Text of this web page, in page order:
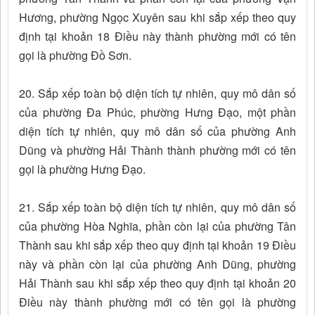
Hương, phường Ngọc Xuyên sau khi sắp xếp theo quy
định tại khoản 18 Điều này thành phường mới có tên
gọi là phường Đồ Sơn.
20. Sắp xếp toàn bộ diện tích tự nhiên, quy mô dân số
của phường Đa Phúc, phường Hưng Đạo, một phần
diện tích tự nhiên, quy mô dân số của phường Anh
Dũng và phường Hải Thành thành phường mới có tên
gọi là phường Hưng Đạo.
21. Sắp xếp toàn bộ diện tích tự nhiên, quy mô dân số
của phường Hòa Nghĩa, phần còn lại của phường Tân
Thành sau khi sắp xếp theo quy định tại khoản 19 Điều
này và phần còn lại của phường Anh Dũng, phường
Hải Thành sau khi sắp xếp theo quy định tại khoản 20
Điều này thành phường mới có tên gọi là phường